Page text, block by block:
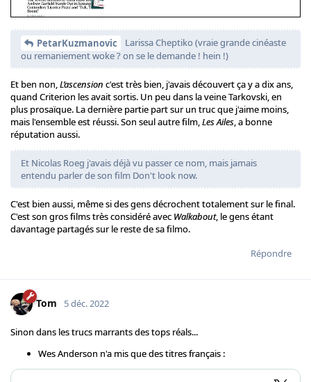
PetarKuzmanovic
Larissa Cheptiko (vraie grande cinéaste
ou remaniement woke ? on se le demande ! hein !)
Et ben non,L’ascension c'est très bien, j'avais découvert ça y a dix ans,
quand Criterion les avait sortis. Un peu dans la veine Tarkovski, en
plus prosaïque. La dernière partie part sur un truc que j'aime moins,
mais l'ensemble est réussi. Son seul autre film,Les Ailes, a bonne
réputation aussi.
Et Nicolas Roeg j'avais déjà vu passer ce nom, mais jamais
entendu parler de son film Don't look now.
C'est bien aussi, même si des gens décrochent totalement sur le final.
C'est son gros films très considéré avec Walkabout, le gens étant
davantage partagés sur le reste de sa filmo.
Répondre
Tom 5 déc. 2022
Sinon dans les trucs marrants des tops réals...
Wes Anderson n'a mis que des titres français :